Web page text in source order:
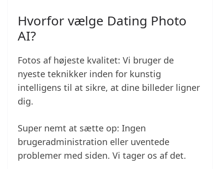
Hvorfor vælge Dating Photo
AI?
Fotos af højeste kvalitet: Vi bruger de
nyeste teknikker inden for kunstig
intelligens til at sikre, at dine billeder ligner
dig.
Super nemt at sætte op: Ingen
brugeradministration eller uventede
problemer med siden. Vi tager os af det.